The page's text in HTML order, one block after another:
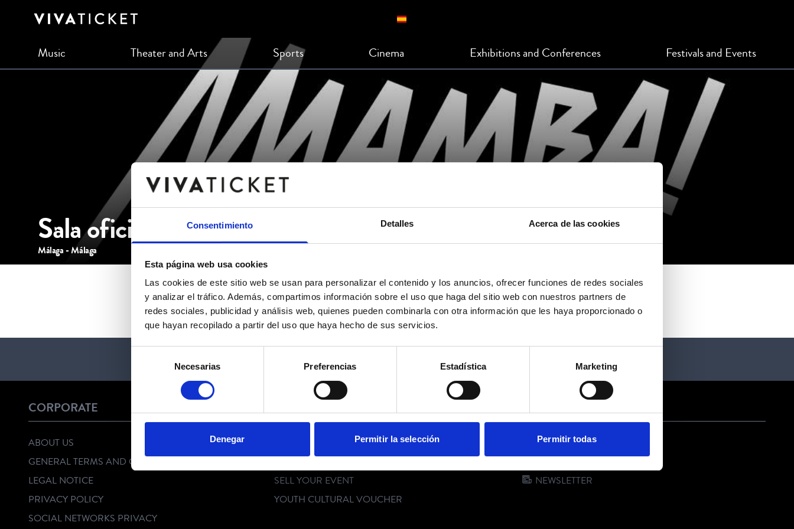
Consentimiento Detalles Acerca de las cookies
Esta página web usa cookies
Las cookies de este sitio web se usan para personalizar el contenido y los anuncios, ofrecer funciones de redes sociales
y analizar el tráfico. Además, compartimos información sobre el uso que haga del sitio web con nuestros partners de
redes sociales, publicidad y análisis web, quienes pueden combinarla con otra información que les haya proporcionado o
que hayan recopilado a partir del uso que haya hecho de sus servicios.
consentimiento
Necesarias Preferencias Estadística Marketing
Denegar Permitir la selección Permitir todas
Music Theater and Arts Sports Cinema Exhibitions and Conferences Festivals and Events
Sala oficial de la Cámara - Malaga
Málaga - Málaga
No events available
CORPORATE
ABOUT US
GENERAL TERMS AND CONDITIONS
LEGAL NOTICE
PRIVACY POLICY
SOCIAL NETWORKS PRIVACY
SELL YOUR EVENT
YOUTH CULTURAL VOUCHER
E-MAIL
NEWSLETTER